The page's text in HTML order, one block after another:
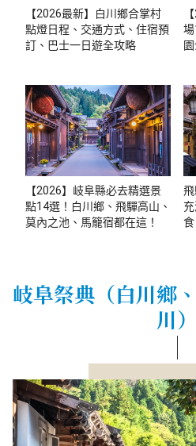
【2026最新】白川鄉合掌村
點燈日程、交通方式、住宿預
訂、巴士一日遊全攻略
【2026】岐阜縣必去精選景
點14選！白川鄉、飛驒高山、
莫內之池、馬籠宿都在這！
岐阜祭典（白川鄉
川）